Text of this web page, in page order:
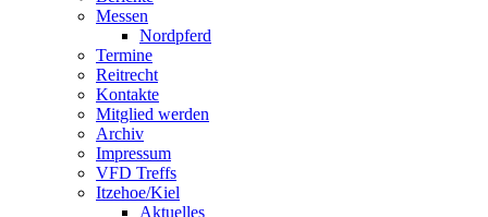
Messen
Nordpferd
Termine
Reitrecht
Kontakte
Mitglied werden
Archiv
Impressum
VFD Treffs
Itzehoe/Kiel
Aktuelles